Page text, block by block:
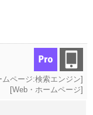
ムページ:検索エンジン]
[Web・ホームページ]